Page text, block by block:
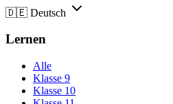
🇩🇪 Deutsch
Lernen
Alle
Klasse 9
Klasse 10